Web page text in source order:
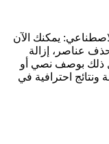
يمكنك الآن
عناصر، إزالة
ذلك بوصف نصي أو
ونتائج احترافية في